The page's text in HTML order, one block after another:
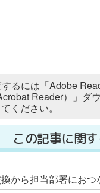
るには「Adobe
Reader）」
ください。
この記事に関
から担当部署にお